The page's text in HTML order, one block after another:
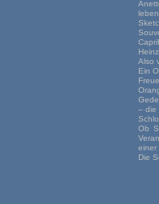
Also
Ein
– die
Ob
einer
Die